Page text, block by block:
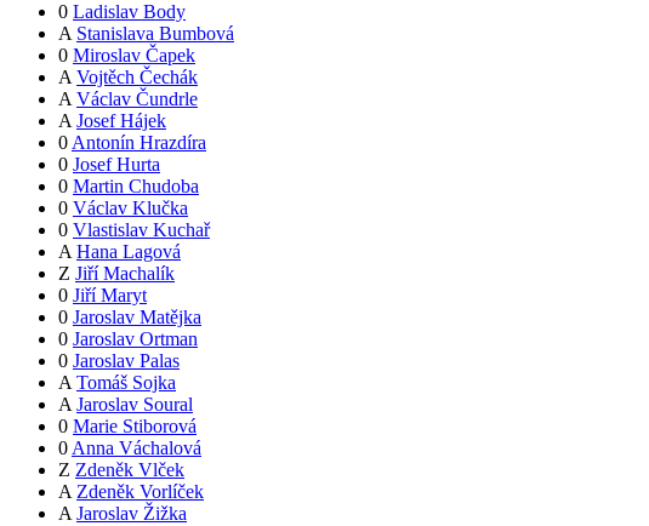
0 Ladislav Body
A Stanislava Bumbová
0 Miroslav Čapek
A Vojtěch Čechák
A Václav Čundrle
A Josef Hájek
0Antonín Hrazdíra
0 Josef Hurta
0 Martin Chudoba
0 Václav Klučka
0 Vlastislav Kuchař
A Hana Lagová
Z Jiří Machalík
0 Jiří Maryt
0 Jaroslav Matějka
0 Jaroslav Ortman
0 Jaroslav Palas
A Tomáš Sojka
A Jaroslav Soural
0 Marie Stiborová
0Anna Váchalová
Z Zdeněk Vlček
A Zdeněk Vorlíček
A Jaroslav Žižka